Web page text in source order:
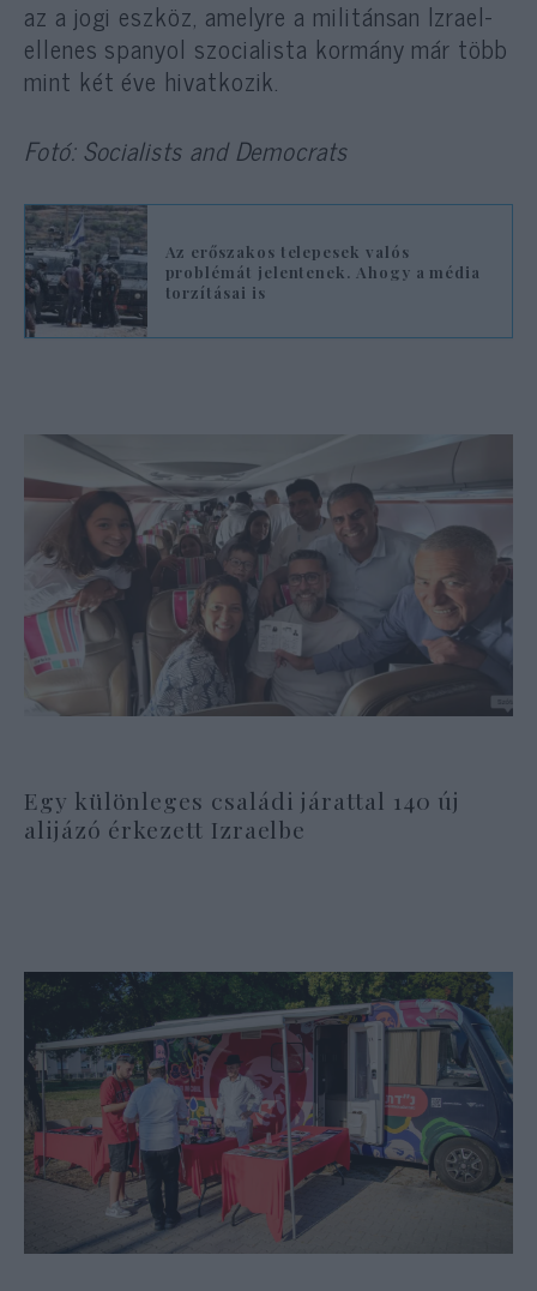
az a jogi eszköz, amelyre a militánsan Izrael-
ellenes spanyol szocialista kormány már több
mint két éve hivatkozik.
Fotó: Socialists and Democrats
Az erőszakos telepesek valós
problémát jelentenek. Ahogy a média
torzításai is
Egy különleges családi járattal 140 új
alijázó érkezett Izraelbe